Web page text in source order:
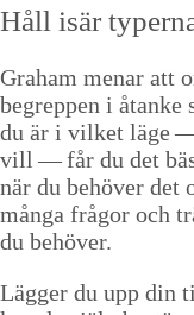
Håll isär
Gra­ham menar att
begrep­pen i
du är i vilket läge
vill — får du det
när du behöver det
mån­ga frå­gor och
du behöver.
Läg­ger du upp din